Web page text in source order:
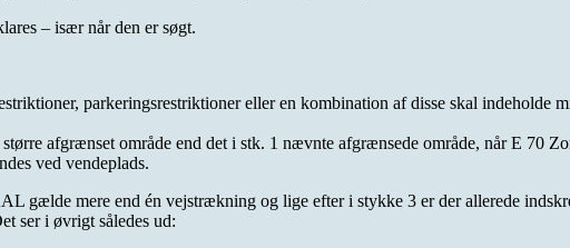
– især når den er søgt.
parkeringsrestriktioner eller en kombination af disse skal
afgrænset område end det i stk. 1 nævnte afgrænsede område, når E 70
ved vendeplads.
gælde mere end én vejstrækning og lige efter i stykke 3 er der allerede
ser i øvrigt således ud: